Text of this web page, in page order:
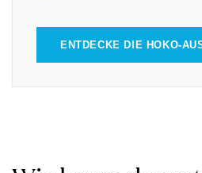
ENTDECKE DIE HOKO-